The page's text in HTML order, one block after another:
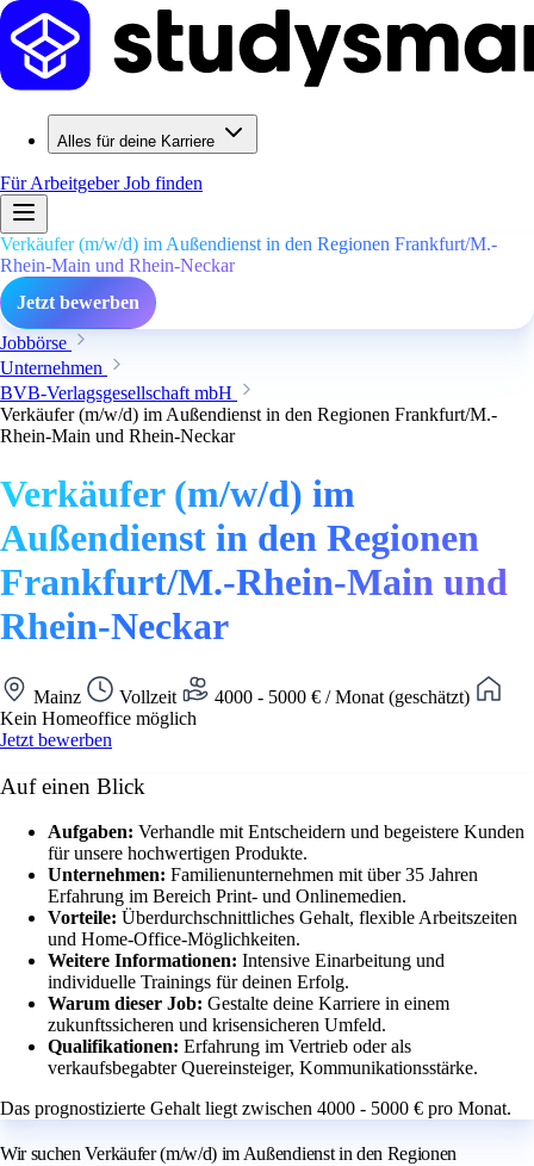
Alles für deine Karriere
Für ArbeitgeberJob finden
Verkäufer (m/w/d) im Außendienst in den Regionen Frankfurt/M.-
Rhein-Main und Rhein-Neckar
Jetzt bewerben
Jobbörse
Unternehmen
BVB-Verlagsgesellschaft mbH
Verkäufer (m/w/d) im Außendienst in den Regionen Frankfurt/M.-
Rhein-Main und Rhein-Neckar
Verkäufer (m/w/d) im
Außendienst in den Regionen
Frankfurt/M.-Rhein-Main und
Rhein-Neckar
Mainz Vollzeit
4000 - 5000 € / Monat (geschätzt)
Kein Homeoffice möglich
Jetzt bewerben
Auf einen Blick
Aufgaben: Verhandle mit Entscheidern und begeistere Kunden
für unsere hochwertigen Produkte.
Unternehmen: Familienunternehmen mit über 35 Jahren
Erfahrung im Bereich Print- und Onlinemedien.
Vorteile: Überdurchschnittliches Gehalt, flexible Arbeitszeiten
und Home-Office-Möglichkeiten.
Weitere Informationen: Intensive Einarbeitung und
individuelle Trainings für deinen Erfolg.
Warum dieser Job: Gestalte deine Karriere in einem
zukunftssicheren und krisensicheren Umfeld.
Qualifikationen: Erfahrung im Vertrieb oder als
verkaufsbegabter Quereinsteiger, Kommunikationsstärke.
Das prognostizierte Gehalt liegt zwischen 4000 - 5000 € pro Monat.
Wir suchen Verkäufer (m/w/d) im Außendienst in den Regionen